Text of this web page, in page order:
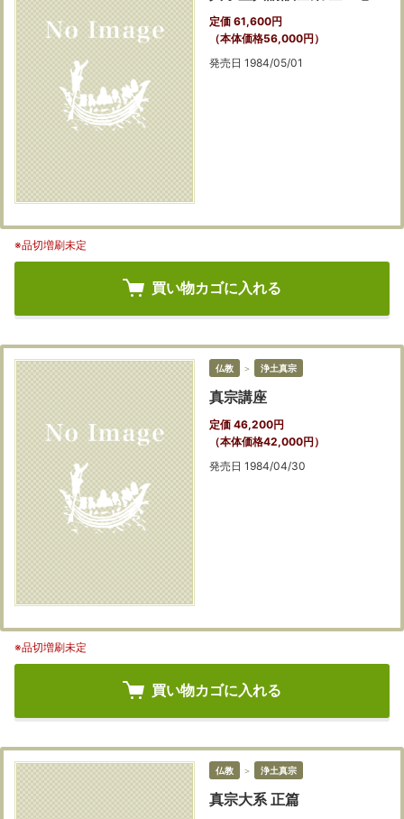
定価 61,600円
（本体価格56,000円）
発売日 1984/05/01
※品切増刷未定
買い物カゴに入れる
仏教 ＞ 浄土真宗
真宗講座
定価 46,200円
（本体価格42,000円）
発売日 1984/04/30
※品切増刷未定
買い物カゴに入れる
仏教 ＞ 浄土真宗
真宗大系 正篇